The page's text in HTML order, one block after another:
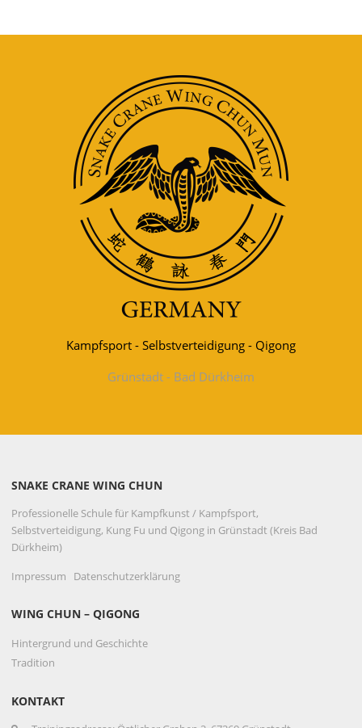
Kampfsport - Selbstverteidigung - Qigong
Grünstadt - Bad Dürkheim
SNAKE CRANE WING CHUN
Professionelle Schule für Kampfkunst / Kampfsport,
Selbstverteidigung, Kung Fu und Qigong in Grünstadt (Kreis Bad
Dürkheim)
Impressum
Datenschutzerklärung
WING CHUN – QIGONG
Hintergrund und Geschichte
Tradition
KONTAKT